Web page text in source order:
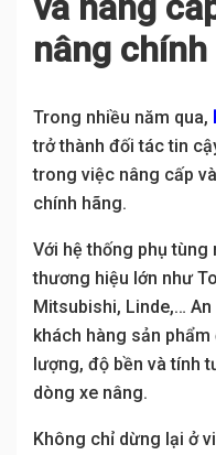
nâng
Trong nhiều năm qua,
trở thành đối tác tin
trong việc nâng cấp
chính hãng.
Với hệ thống phụ
thương hiệu lớn như
Mitsubishi, Linde,…
khách hàng sản
lượng, độ bền và tính
dòng xe nâng.
Không chỉ dừng lại ở